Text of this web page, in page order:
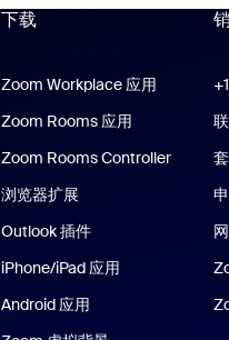
下载
Zoom Workplace 应用 Zoom
Zoom Rooms 应用 Zoom
Zoom Rooms Controller
浏览器扩展
Outlook 插件
iPhone/iPad 应用 iPhone/iPad 应
Android 应用